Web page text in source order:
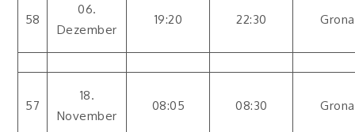
58
06.
Dezember
19:20 22:30
57
18.
November
08:05 08:30